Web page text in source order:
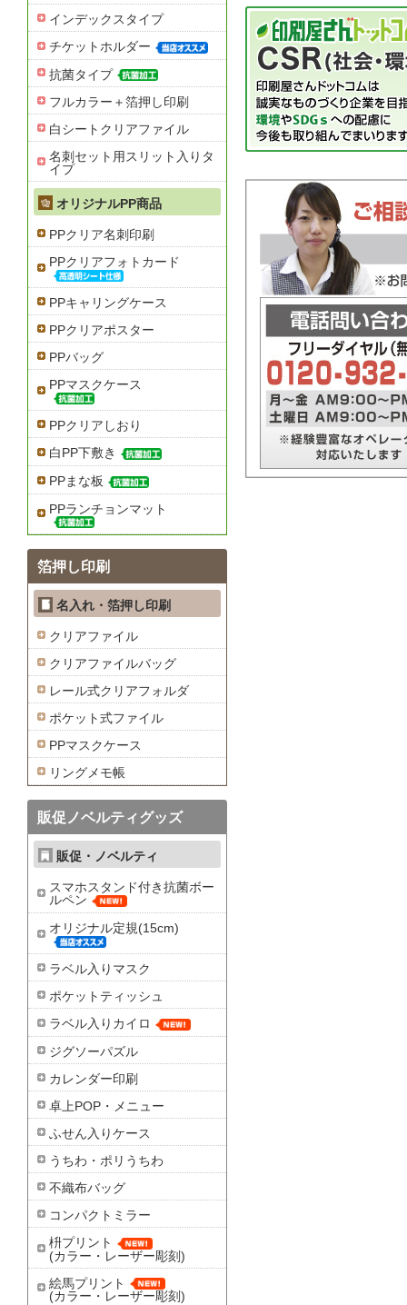
インデックスタイプ
チケットホルダー
抗菌タイプ
フルカラー＋箔押し印刷
白シートクリアファイル
名刺セット用スリット入りタ
イプ
オリジナルPP商品
PPクリア名刺印刷
PPクリアフォトカード
PPキャリングケース
PPクリアポスター
PPバッグ
PPマスクケース
PPクリアしおり
白PP下敷き
PPまな板
PPランチョンマット
箔押し印刷
名入れ・箔押し印刷
クリアファイル
クリアファイルバッグ
レール式クリアフォルダ
ポケット式ファイル
PPマスクケース
リングメモ帳
販促ノベルティグッズ
販促・ノベルティ
スマホスタンド付き抗菌ボー
ルペン
オリジナル定規(15cm)
ラベル入りマスク
ポケットティッシュ
ラベル入りカイロ
ジグソーパズル
カレンダー印刷
卓上POP・メニュー
ふせん入りケース
うちわ・ポリうちわ
不織布バッグ
コンパクトミラー
枡プリント
(カラー・レーザー彫刻)
絵馬プリント
(カラー・レーザー彫刻)